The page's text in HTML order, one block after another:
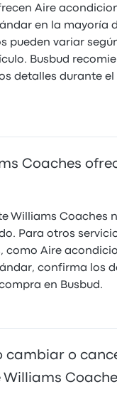
Aire
en la mayoría
pueden variar
Busbud
detalles durante el
Coaches
Williams Coaches
Para otros
como Aire
confirma los
en Busbud.
cambiar o
Williams